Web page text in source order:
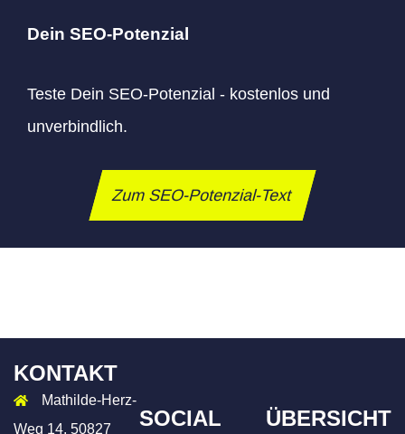
Dein SEO-Potenzial
Teste Dein SEO-Potenzial - kostenlos und
unverbindlich.
Zum SEO-Potenzial-Text
KONTAKT
Mathilde-Herz-
Weg 14, 50827
SOCIAL ÜBERSICHT